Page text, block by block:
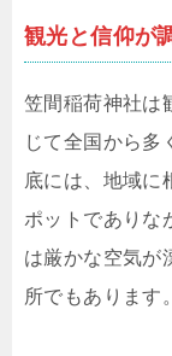
観光と信仰が
笠間稲荷神社は
じて全国から多
底には、地域に
ポットでありな
は厳かな空気が
所でもあります。